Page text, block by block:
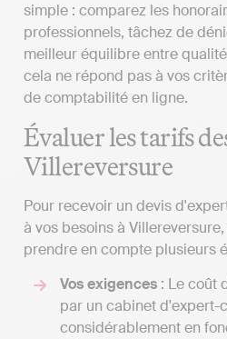
simple : comparez les
professionnels, tâchez de
meilleur équilibre entre
cela ne répond pas à vos
de comptabilité en ligne.
Évaluer les tarifs
Villereversure
Pour recevoir un devis
à vos besoins à
prendre en compte plusieurs
Vos exigences : Le coût
par un cabinet d'expert-
considérablement en